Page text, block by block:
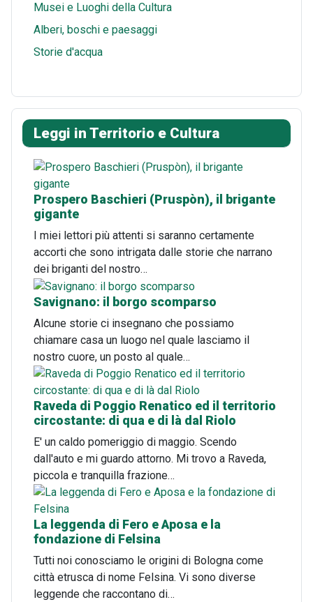
Musei e Luoghi della Cultura
Alberi, boschi e paesaggi
Storie d'acqua
Leggi in Territorio e Cultura
Prospero Baschieri (Pruspòn), il brigante
gigante
I miei lettori più attenti si saranno certamente
accorti che sono intrigata dalle storie che narrano
dei briganti del nostro…
Savignano: il borgo scomparso
Alcune storie ci insegnano che possiamo
chiamare casa un luogo nel quale lasciamo il
nostro cuore, un posto al quale…
Raveda di Poggio Renatico ed il territorio
circostante: di qua e di là dal Riolo
E' un caldo pomeriggio di maggio. Scendo
dall'auto e mi guardo attorno. Mi trovo a Raveda,
piccola e tranquilla frazione…
La leggenda di Fero e Aposa e la
fondazione di Felsina
Tutti noi conosciamo le origini di Bologna come
città etrusca di nome Felsina. Vi sono diverse
leggende che raccontano di…